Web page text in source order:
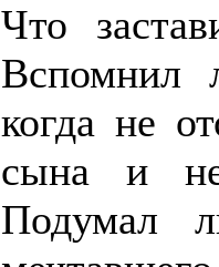
Что
Вспомнил
когда не
сына и
Подумал